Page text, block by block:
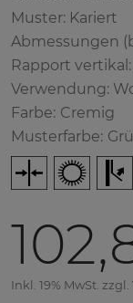
Muster: Kariert
Abmessungen
Rapport vertikal:
Verwendung:
Farbe: Cremig
Musterfarbe:
Inkl. 19% MwSt. zzgl.